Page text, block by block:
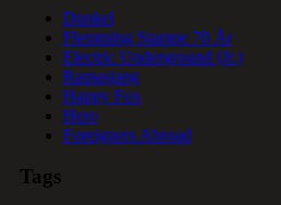
Dunkel
Flemming Stampe 70 År
Electric Underground (Jr.)
Ramasjang
Happy Fox
Hero
Foreigners Abroad
Tags